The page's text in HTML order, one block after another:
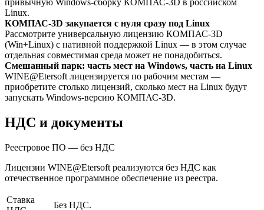
привычную Windows-сборку КОМПАС-3D в российском
Linux.
КОМПАС-3D закупается с нуля сразу под Linux
Рассмотрите универсальную лицензию КОМПАС-3D
(Win+Linux) с нативной поддержкой Linux — в этом случае
отдельная совместимая среда может не понадобиться.
Смешанный парк: часть мест на Windows, часть на Linux
WINE@Etersoft лицензируется по рабочим местам —
приобретите столько лицензий, сколько мест на Linux будут
запускать Windows-версию КОМПАС-3D.
НДС и документы
Реестровое ПО — без НДС
Лицензии WINE@Etersoft реализуются без НДС как
отечественное программное обеспечение из реестра.
Ставка
Без НДС.